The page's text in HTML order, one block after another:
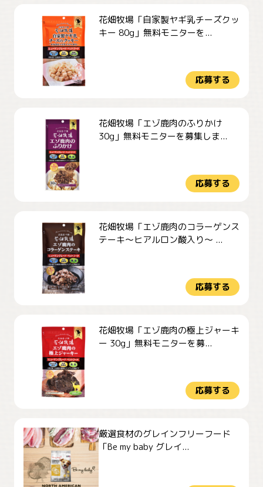
花畑牧場「自家製ヤギ乳チーズクッ
キー 80g」無料モニターを...
応募する
花畑牧場「エゾ鹿肉のふりかけ
30g」無料モニターを募集しま...
応募する
花畑牧場「エゾ鹿肉のコラーゲンス
テーキ～ヒアルロン酸入り～ ...
応募する
花畑牧場「エゾ鹿肉の極上ジャーキ
ー 30g」無料モニターを募...
応募する
厳選食材のグレインフリーフード
「Be my baby グレイ...